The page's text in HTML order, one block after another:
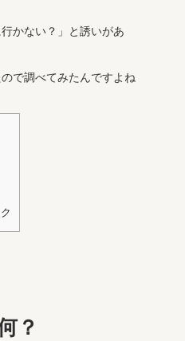
かない？」と誘いがあ
で調べてみたんですよね
？